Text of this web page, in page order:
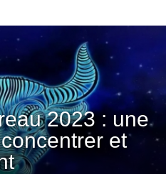
2023 : une
et